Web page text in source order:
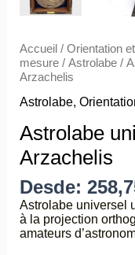
Accueil / Orientation et
mesure/ Astrolabe/
Arzachelis
Astrolabe,
Astrolabe
Arzachelis
Desde:
Astrolabe universel
à la projection
amateurs